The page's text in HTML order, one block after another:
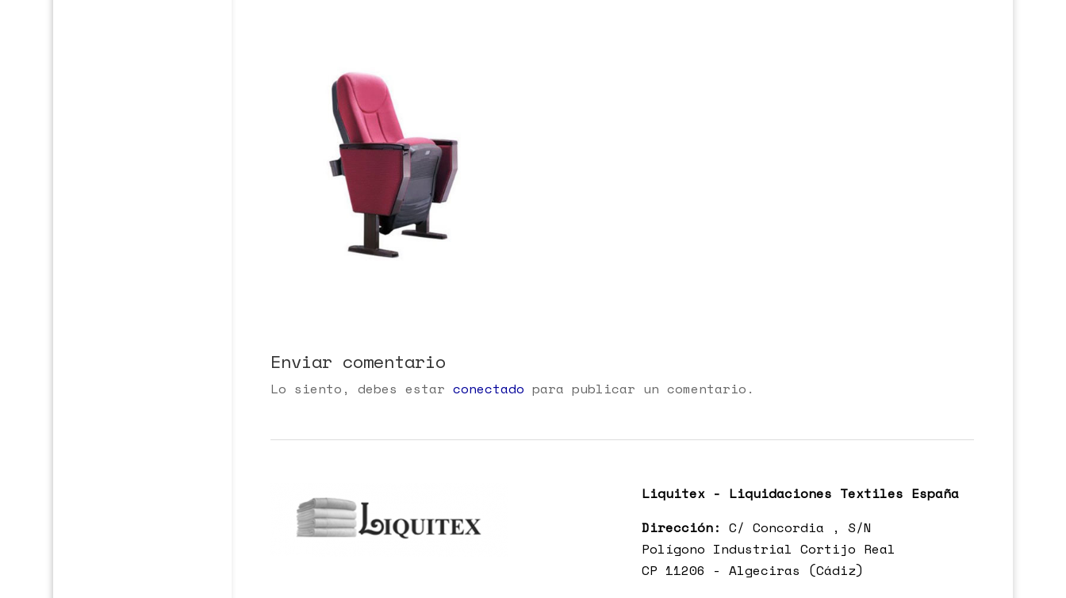
Enviar comentario
Lo siento, debes estarconectado para publicar un comentario.
Liquitex - Liquidaciones Textiles España
Dirección: C/ Concordia , S/N
Polígono Industrial Cortijo Real
CP 11206 - Algeciras (Cádiz)